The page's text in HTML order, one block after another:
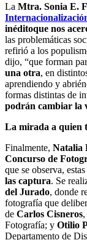
La Mtra. Sonia E.
inéditoque nos
las problemáticas
refirió a los
dijo, “que forman
una otra, en
aprendiendo y
formas distintas de
podrán cambiar la
La mirada a quien
Finalmente, Natalia
Concurso de
que se observa,
las captura. Se
del Jurado, donde
fotografía que
de Carlos Cisneros
Fotografía; y Otilio
Departamento de